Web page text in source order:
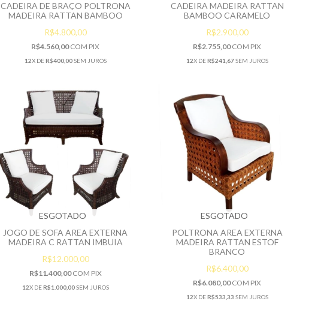
CADEIRA DE BRAÇO POLTRONA
MADEIRA RATTAN BAMBOO
R$4.800,00
R$4.560,00COM PIX
12X DER$400,00SEM JUROS
CADEIRA MADEIRA RATTAN
BAMBOO CARAMELO
R$2.900,00
R$2.755,00COM PIX
12X DER$241,67SEM JUROS
ESGOTADO
JOGO DE SOFA AREA EXTERNA
MADEIRA C RATTAN IMBUIA
R$12.000,00
R$11.400,00COM PIX
12X DER$1.000,00SEM JUROS
ESGOTADO
POLTRONA AREA EXTERNA
MADEIRA RATTAN ESTOF
BRANCO
R$6.400,00
R$6.080,00COM PIX
12X DER$533,33 SEM JUROS